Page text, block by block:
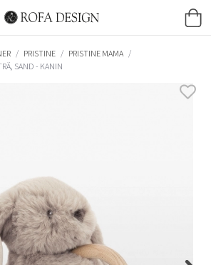
/ PRISTINE / PRISTINE MAMA /
SAND - KANIN